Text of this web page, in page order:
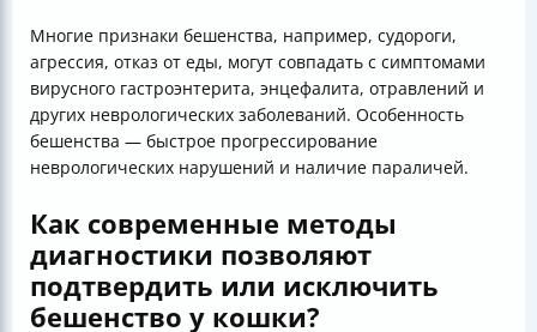
Многие признаки бешенства, например, судороги,
агрессия, отказ от еды, могут совпадать с симптомами
вирусного гастроэнтерита, энцефалита, отравлений и
других неврологических заболеваний. Особенность
бешенства — быстрое прогрессирование
неврологических нарушений и наличие параличей.
Как современные методы
диагностики позволяют
подтвердить или исключить
бешенство у кошки?